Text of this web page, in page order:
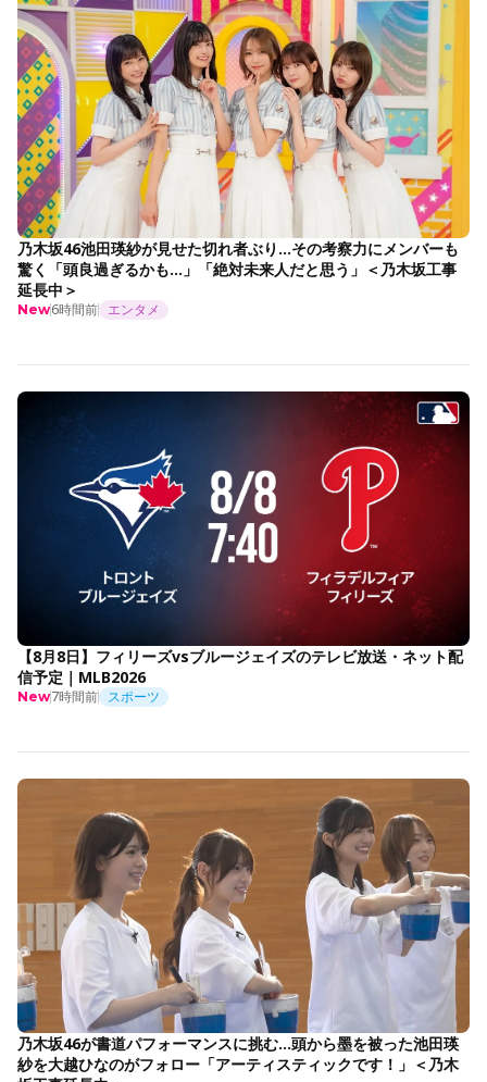
乃木坂46池田瑛紗が見せた切れ者ぶり…その考察力にメンバーも
驚く「頭良過ぎるかも…」「絶対未来人だと思う」＜乃木坂工事
延長中＞
New6時間前 エンタメ
【8月8日】フィリーズvsブルージェイズのテレビ放送・ネット配
信予定｜MLB2026
New7時間前 スポーツ
乃木坂46が書道パフォーマンスに挑む…頭から墨を被った池田瑛
紗を大越ひなのがフォロー「アーティスティックです！」＜乃木